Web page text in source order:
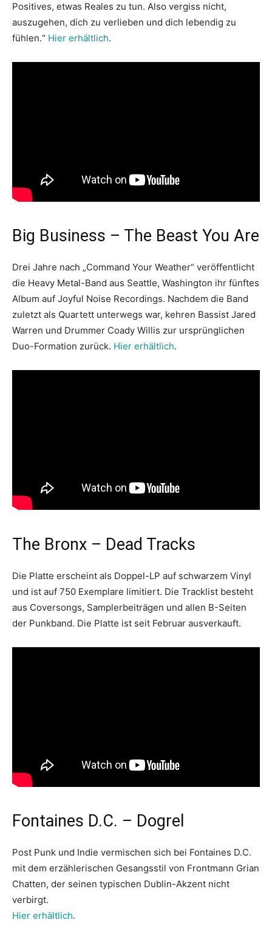
Positives, etwas Reales zu tun. Also vergiss nicht,
auszugehen, dich zu verlieben und dich lebendig zu
fühlen.“ Hier erhältlich.
Big Business – The Beast You Are
Drei Jahre nach „Command Your Weather“ veröffentlicht
die Heavy Metal-Band aus Seattle, Washington ihr fünftes
Album auf Joyful Noise Recordings. Nachdem die Band
zuletzt als Quartett unterwegs war, kehren Bassist Jared
Warren und Drummer Coady Willis zur ursprünglichen
Duo-Formation zurück. Hier erhältlich.
The Bronx – Dead Tracks
Die Platte erscheint als Doppel-LP auf schwarzem Vinyl
und ist auf 750 Exemplare limitiert. Die Tracklist besteht
aus Coversongs, Samplerbeiträgen und allen B-Seiten
der Punkband. Die Platte ist seit Februar ausverkauft.
Fontaines D.C. – Dogrel
Post Punk und Indie vermischen sich bei Fontaines D.C.
mit dem erzählerischen Gesangsstil von Frontmann Grian
Chatten, der seinen typischen Dublin-Akzent nicht
verbirgt.
Hier erhältlich.